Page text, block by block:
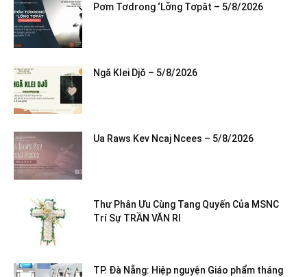
Pơm Tơdrong ‘Lơ̆ng Tơpăt – 5/8/2026
Ngă Klei Djŏ – 5/8/2026
Ua Raws Kev Ncaj Ncees – 5/8/2026
Thư Phân Ưu Cùng Tang Quyến Của MSNC
Trí Sự TRẦN VĂN RI
TP. Đà Nẵng: Hiệp nguyện Giáo phẩm tháng